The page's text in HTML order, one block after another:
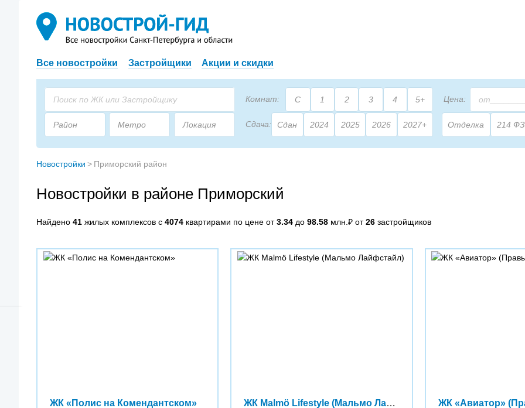
Все новостройки Застройщики Акции и скидки
Комнат: С 1 2 3 4 5+ Цена:
Район Метро Локация Сдача: Сдан 2024 2025 2026 2027+ Отделка 214 ФЗ
2
Новостройки > Приморский район
Новостройки в районе Приморский
Найдено 41жилых комплексов с 4074квартирами по цене от3.34до 98.58млн.₽ от26застройщиков
ЖК «Полис на Комендантском» ЖК Malmö Lifestyle (Мальмо Лайфстайл) ЖК «Авиатор»